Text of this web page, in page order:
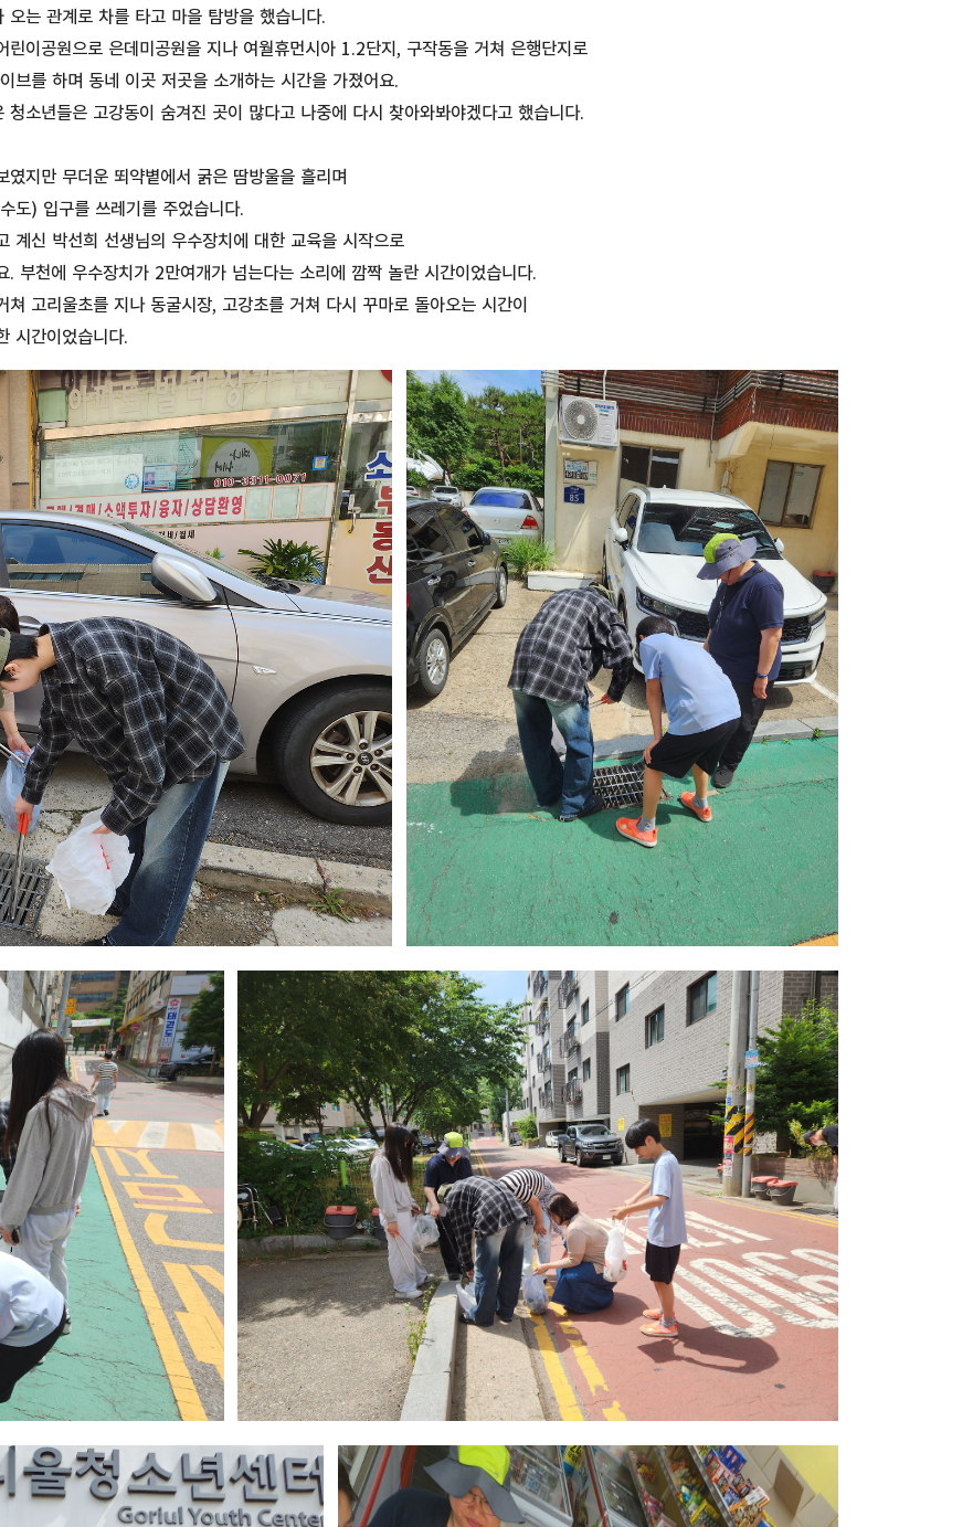
오는 관계로 차를 타고 마을 탐방을 했습니다.
린이공원으로 은데미공원을 지나 여월휴먼시아 1.2단지, 구작동을 거쳐 은행단지로
브를 하며 동네 이곳 저곳을 소개하는 시간을 가졌어요.
청소년들은 고강동이 숨겨진 곳이 많다고 나중에 다시 찾아와봐야겠다고 했습니다.
였지만 무더운 뙤약볕에서 굵은 땀방울을 흘리며
도) 입구를 쓰레기를 주었습니다.
계신 박선희 선생님의 우수장치에 대한 교육을 시작으로
. 부천에 우수장치가 2만여개가 넘는다는 소리에 깜짝 놀란 시간이었습니다.
쳐 고리울초를 지나 동굴시장, 고강초를 거쳐 다시 꾸마로 돌아오는 시간이
시간이었습니다.